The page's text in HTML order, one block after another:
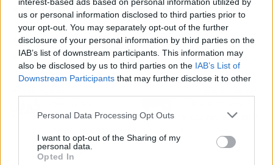
us or personal information disclosed to third parties prior to
your opt-out. You may separately opt-out of the further
disclosure of your personal information by third parties on the
IAB’s list of downstream participants. This information may
also be disclosed by us to third parties on the IAB’s List of
Downstream Participants that may further disclose it to other
Personal Data Processing Opt Outs
I want to opt-out of the Sharing of my
personal data.
Opted In
quieren reflejar. En el catálogo de Murwal, las
fundas para auriculares ofrecen un extenso
repertorio de colores, a la vez que aportan
protección total a los auriculares.
Tecnologías TIC, TAC y
AFOE en su aplicación
en el aula?
perfecta para combatir el